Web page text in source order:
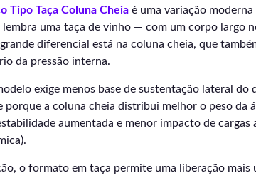
Tipo Taça Coluna Cheia é uma variação
lembra uma taça de vinho — com um corpo largo
diferencial está na coluna cheia, que
da pressão interna.
exige menos base de sustentação lateral do
a coluna cheia distribui melhor o peso da
aumentada e menor impacto de cargas
o formato em taça permite uma liberação mais